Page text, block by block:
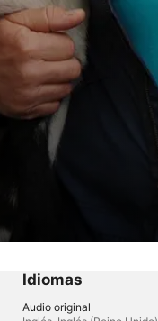
Idiomas
Audio original